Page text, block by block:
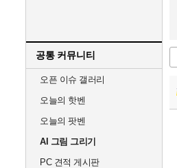
공통 커뮤니티
오픈 이슈 갤러리
오늘의 핫벤
오늘의 팟벤
AI 그림 그리기
PC 견적 게시판